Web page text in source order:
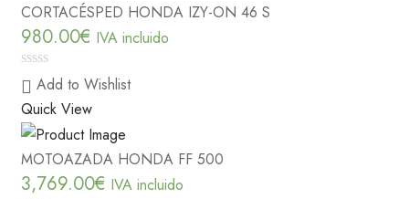
CORTACÉSPED HONDA IZY-ON 46 S
980.00€ IVA incluido
0
out
of
5
Add to Wishlist
Quick View
MOTOAZADA HONDA FF 500
3,769.00€ IVA incluido